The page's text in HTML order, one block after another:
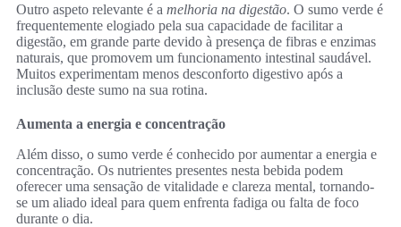
Outro aspeto relevante é a melhoria na digestão. O sumo verde é
frequentemente elogiado pela sua capacidade de facilitar a
digestão, em grande parte devido à presença de fibras e enzimas
naturais, que promovem um funcionamento intestinal saudável.
Muitos experimentam menos desconforto digestivo após a
inclusão deste sumo na sua rotina.
Aumenta a energia e concentração
Além disso, o sumo verde é conhecido por aumentar a energia e
concentração. Os nutrientes presentes nesta bebida podem
oferecer uma sensação de vitalidade e clareza mental, tornando-
se um aliado ideal para quem enfrenta fadiga ou falta de foco
durante o dia.